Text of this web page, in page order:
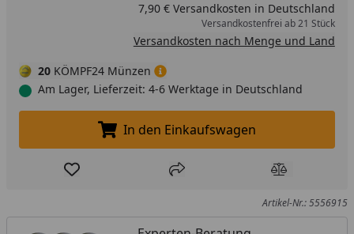
7,90 € Versandkosten in Deutschland
Versandkostenfrei ab 21 Stück
Versandkosten nach Menge und Land
20 KÖMPF24 Münzen
Am Lager, Lieferzeit: 4-6 Werktage in Deutschland
In den Einkaufswagen legen
In den Einkaufswagen
Produkt zur Wunschliste hinzufügen
Teilen Produkt
Artikel-Nr.: 5556915